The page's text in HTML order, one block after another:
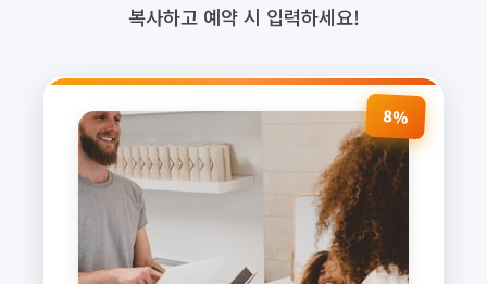
복사하고 예약 시 입력하세요!
8%